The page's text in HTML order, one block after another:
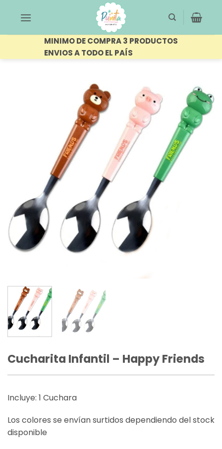
MINIMO DE COMPRA 3 PRODUCTOS
ENVIOS A TODO EL PAÍS
Cucharita Infantil – Happy Friends
Incluye: 1 Cuchara
Los colores se envían surtidos dependiendo del stock
disponible